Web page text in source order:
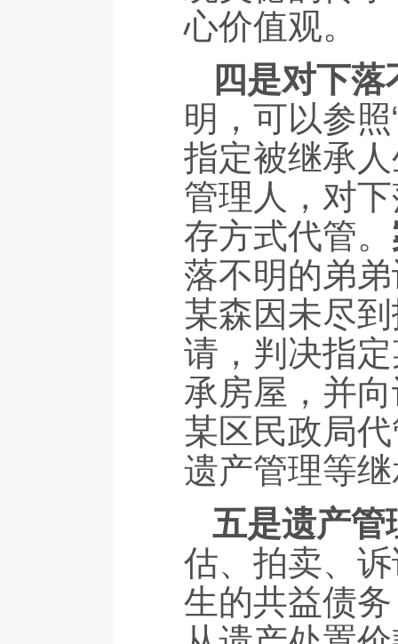
心价值观。
四是对下
明，可以参
指定被继承
管理人，对
存方式代管。
落不明的弟
某森因未尽
请，判决指
承房屋，并
某区民政局
遗产管理等
五是遗产管
估、拍卖、
生的共益债